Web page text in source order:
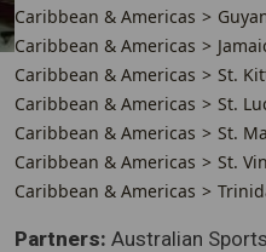
Caribbean & Americas
Caribbean & Americas
Caribbean & Americas
St.
Caribbean & Americas
St.
Caribbean & Americas
St.
Caribbean & Americas
St.
Caribbean & Americas
Partners: Australian